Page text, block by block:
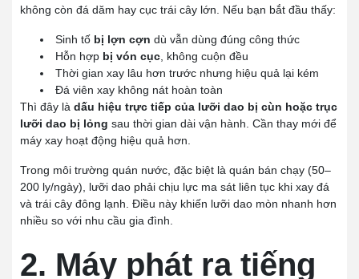
không còn đá dăm hay cục trái cây lớn. Nếu bạn bắt đầu thấy:
Sinh tố bị lợn cợn dù vẫn dùng đúng công thức
Hỗn hợp bị vón cục , không cuộn đều
Thời gian xay lâu hơn trước nhưng hiệu quả lại kém
Đá viên xay không nát hoàn toàn
Thì đây là dấu hiệu trực tiếp của lưỡi dao bị cùn hoặc trục
lưỡi dao bị lỏng sau thời gian dài vận hành. Cần thay mới để
máy xay hoạt động hiệu quả hơn.
Trong môi trường quán nước, đặc biệt là quán bán chạy (50–
200 ly/ngày), lưỡi dao phải chịu lực ma sát liên tục khi xay đá
và trái cây đông lạnh. Điều này khiến lưỡi dao mòn nhanh hơn
nhiều so với nhu cầu gia đình.
2. Máy phát ra tiếng